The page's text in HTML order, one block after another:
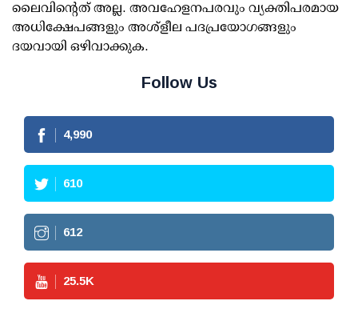
ലൈവിന്റെത് അല്ല. അവഹേളനപരവും വ്യക്തിപരമായ
അധിക്ഷേപങ്ങളും അശ്‌ളീല പദപ്രയോഗങ്ങളും
ദയവായി ഒഴിവാക്കുക.
Follow Us
4,990
610
612
25.5K